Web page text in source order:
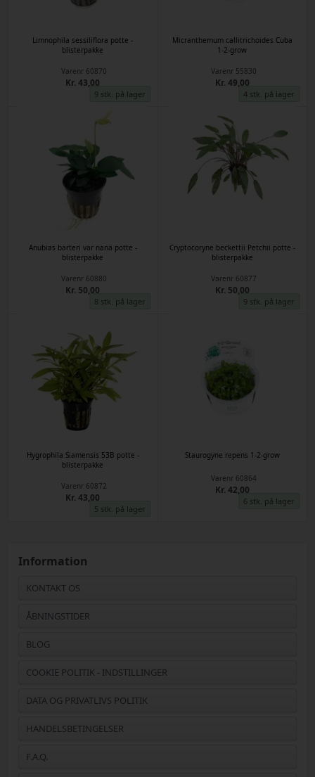
9 stk. på lager
Limnophila sessiliflora potte -
blisterpakke
Varenr 60870
Kr. 43,00
4 stk. på lager
Micranthemum callitrichoides Cuba
1-2-grow
Varenr 55830
Kr. 49,00
8 stk. på lager
Anubias barteri var nana potte -
blisterpakke
Varenr 60880
Kr. 50,00
9 stk. på lager
Cryptocoryne beckettii Petchii potte -
blisterpakke
Varenr 60877
Kr. 50,00
5 stk. på lager
Hygrophila Siamensis 53B potte -
blisterpakke
Varenr 60872
Kr. 43,00 6 stk. på lager
Staurogyne repens 1-2-grow
Varenr 60864
Kr. 42,00
Information
KONTAKT OS
ÅBNINGSTIDER
BLOG
COOKIE POLITIK - INDSTILLINGER
DATA OG PRIVATLIVS POLITIK
HANDELSBETINGELSER
F.A.Q.